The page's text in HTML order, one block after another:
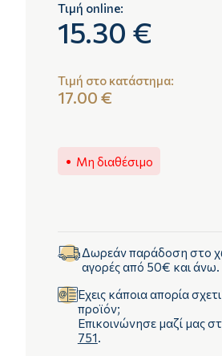
Τιμή online:
15.30 €
Τιμή στο κατάστημα:
17.00 €
Μη διαθέσιμο
Δωρεάν παράδοση στο
αγορές από 50€ και άνω.
Έχεις κάποια απορία
προϊόν;
Επικοινώνησε μαζί μας
751